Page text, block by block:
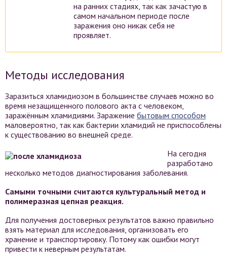
на ранних стадиях, так как зачастую в
самом начальном периоде после
заражения оно никак себя не
проявляет.
Методы исследования
Заразиться хламидиозом в большинстве случаев можно во
время незащищенного полового акта с человеком,
заражённым хламидиями. Заражение бытовым способом
маловероятно, так как бактерии хламидий не приспособлены
к существованию во внешней среде.
На сегодня
разработано
несколько методов диагностирования заболевания.
Самыми точными считаются культуральный метод и
полимеразная цепная реакция.
Для получения достоверных результатов важно правильно
взять материал для исследования, организовать его
хранение и транспортировку. Потому как ошибки могут
привести к неверным результатам.